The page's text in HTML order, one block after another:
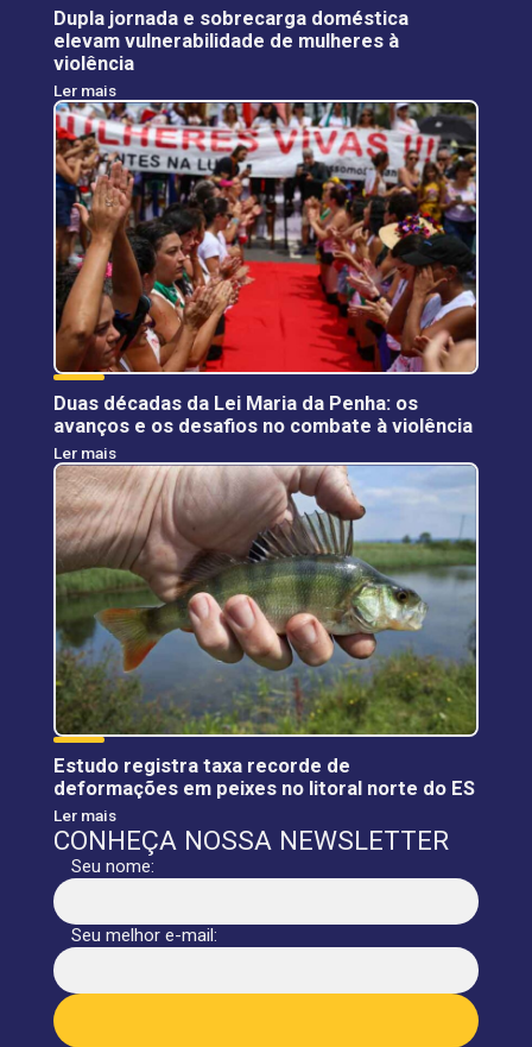
Dupla jornada e sobrecarga doméstica
elevam vulnerabilidade de mulheres à
violência
Ler mais
Duas décadas da Lei Maria da Penha: os
avanços e os desafios no combate à violência
Ler mais
Estudo registra taxa recorde de
deformações em peixes no litoral norte do ES
Ler mais
CONHEÇA NOSSA NEWSLETTER
Seu nome:
Seu melhor e-mail: